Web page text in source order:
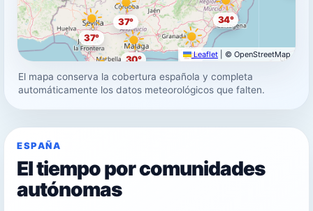
37°
30°
34°
37°
29°
33°
Leaflet © OpenStreetMap
El mapa conserva la cobertura española y completa
automáticamente los datos meteorológicos que falten.
ESPAÑA
El tiempo por comunidades
autónomas